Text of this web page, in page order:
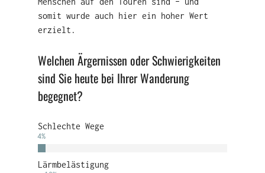
somit wurde auch hier ein hoher Wert
erzielt.
Welchen Ärgernissen oder Schwierigkeiten
sind Sie heute bei Ihrer Wanderung
begegnet?
Schlechte Wege
4%
Lärmbelästigung